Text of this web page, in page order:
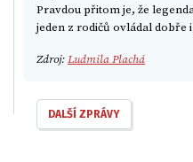
Pravdou přitom je, že
jeden z rodičů ovládal dobře
Zdroj:Ludmila Plachá
DALŠÍ ZPRÁVY